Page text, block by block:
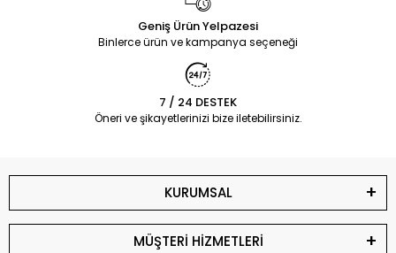
Geniş Ürün Yelpazesi
Binlerce ürün ve kampanya seçeneği
7 / 24 DESTEK
Öneri ve şikayetlerinizi bize iletebilirsiniz.
KURUMSAL
MÜŞTERİ HİZMETLERİ